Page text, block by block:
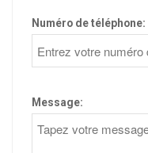
Numéro de téléphone:
Message: